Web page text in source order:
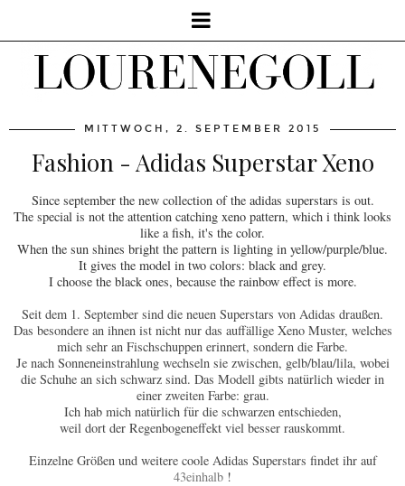
MITTWOCH, 2. SEPTEMBER 2015
Fashion - Adidas Superstar Xeno
Since september the new collection of the adidas superstars is out.
The special is not the attention catching xeno pattern, which i think looks
like a fish, it's the color.
When the sun shines bright the pattern is lighting in yellow/purple/blue.
It gives the model in two colors: black and grey.
I choose the black ones, because the rainbow effect is more.
Seit dem 1. September sind die neuen Superstars von Adidas draußen.
Das besondere an ihnen ist nicht nur das auffällige Xeno Muster, welches
mich sehr an Fischschuppen erinnert, sondern die Farbe.
Je nach Sonneneinstrahlung wechseln sie zwischen, gelb/blau/lila, wobei
die Schuhe an sich schwarz sind. Das Modell gibts natürlich wieder in
einer zweiten Farbe: grau.
Ich hab mich natürlich für die schwarzen entschieden,
weil dort der Regenbogeneffekt viel besser rauskommt.
Einzelne Größen und weitere coole Adidas Superstars findet ihr auf
43einhalb !